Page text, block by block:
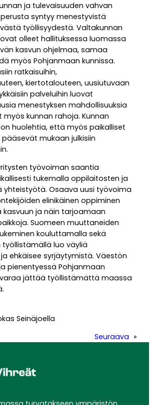
ja tulevaisuuden vahvan
syntyy menestyvistä
työllisyydestä. Valtakunnan
olleet hallituksessa luomassa
kasvun ohjelmaa, samaa
myös Pohjanmaan kunnissa.
ratkaisuihin,
kiertotalouteen, uusiutuvaan
palveluihin luovat
menestyksen mahdollisuuksia
kunnan rahoja. Kunnan
huolehtia, että myös paikalliset
mukaan julkisiin
työvoiman saantia
tukemalla oppilaitosten ja
yhteistyötä. Osaava uusi työvoima
elinikäinen oppiminen
kasvuun ja näin tarjoamaan
Suomeen muuttaneiden
kouluttamalla sekä
työllistämällä luo väyliä
ehkäisee syrjäytymistä. Väestön
pienentyessä Pohjanmaan
varaa jättää työllistämättä maassa
Seinäjoella
Seuraava »